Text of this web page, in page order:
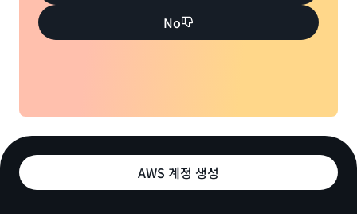
No
AWS 계정 생성